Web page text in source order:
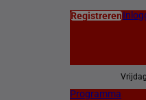
Registreren
Programma